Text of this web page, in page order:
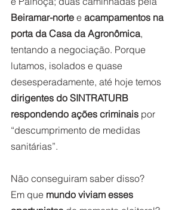
Beiramar-norte e acampamentos na
porta da Casa da Agronômica,
tentando a negociação. Porque
lutamos, isolados e quase
desesperadamente, até hoje temos
dirigentes do SINTRATURB
respondendo ações criminais por
“descumprimento de medidas
sanitárias”.
Não conseguiram saber disso?
Em que mundo viviam esses